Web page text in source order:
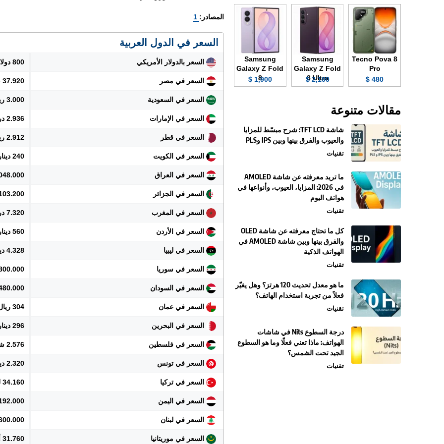
المصادر: 1
السعر في الدول العربية
السعر بالدولار الأمريكي 800 دولار
السعر في مصر 37.920 جنيه
السعر في السعودية 3.000 ريال
السعر في الإمارات 2.936 درهم
السعر في قطر 2.912 ريال
السعر في الكويت 240 دينار
السعر في العراق 1.048.000
السعر في الجزائر 103.200
السعر في المغرب 7.320 درهم
السعر في الأردن 560 دينار
السعر في ليبيا 4.328 دينار
السعر في سوريا 8.800.000
السعر في السودان 480.000
السعر في عمان 304 ريال
السعر في البحرين 296 دينار
السعر في فلسطين 2.576 شيكل
السعر في تونس 2.320 دينار
السعر في تركيا 34.160 ليرة
السعر في اليمن 192.000
السعر في لبنان
السعر في موريتانيا 31.760 أوقية
Tecno Pova 8
Pro
480 $
Samsung
Galaxy Z Fold
8 Ultra
2,100 $
Samsung
Galaxy Z Fold
8
1,900 $
مقالات متنوعة
شاشة TFT LCD: شرح مبسّط للمزايا
والعيوب والفرق بينها وبين IPS وPLS
تقنيات
ما تريد معرفته عن شاشة AMOLED
في 2026: المزايا، العيوب، وأنواعها في
هواتف اليوم
تقنيات
كل ما تحتاج معرفته عن شاشة OLED
والفرق بينها وبين شاشة AMOLED في
الهواتف الذكية
تقنيات
ما هو معدل تحديث 120 هرتز؟ وهل يغيّر
فعلاً من تجربة استخدام الهاتف؟
تقنيات
درجة السطوع Nits في شاشات
الهواتف: ماذا تعني فعلًا وما هو السطوع
الجيد تحت الشمس؟
تقنيات